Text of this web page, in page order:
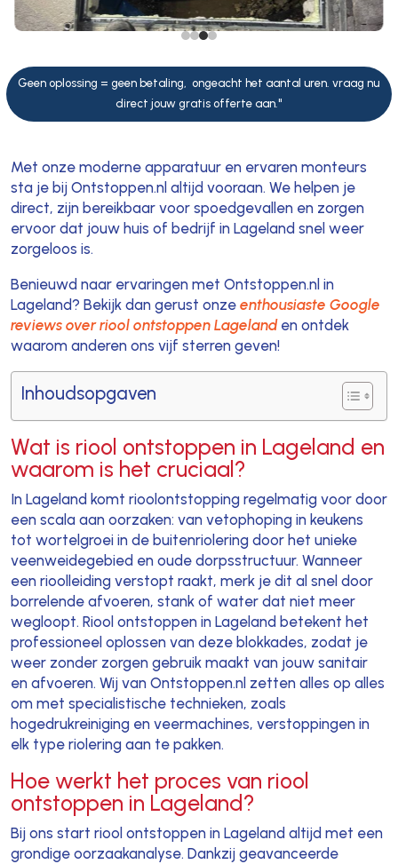
Geen oplossing = geen betaling, ongeacht het aantal uren. vraag nu
direct jouw gratis offerte aan."
Met onze moderne apparatuur en ervaren monteurs
sta je bij Ontstoppen.nl altijd vooraan. We helpen je
direct, zijn bereikbaar voor spoedgevallen en zorgen
ervoor dat jouw huis of bedrijf in Lageland snel weer
zorgeloos is.
Benieuwd naar ervaringen met Ontstoppen.nl in
Lageland? Bekijk dan gerust onze enthousiaste Google
reviews over riool ontstoppen Lagelanden ontdek
waarom anderen ons vijf sterren geven!
Inhoudsopgaven
Wat is riool ontstoppen in Lageland en
waarom is het cruciaal?
In Lageland komt rioolontstopping regelmatig voor door
een scala aan oorzaken: van vetophoping in keukens
tot wortelgroei in de buitenriolering door het unieke
veenweidegebied en oude dorpsstructuur. Wanneer
een rioolleiding verstopt raakt, merk je dit al snel door
borrelende afvoeren, stank of water dat niet meer
wegloopt. Riool ontstoppen in Lageland betekent het
professioneel oplossen van deze blokkades, zodat je
weer zonder zorgen gebruik maakt van jouw sanitair
en afvoeren. Wij van Ontstoppen.nl zetten alles op alles
om met specialistische technieken, zoals
hogedrukreiniging en veermachines, verstoppingen in
elk type riolering aan te pakken.
Hoe werkt het proces van riool
ontstoppen in Lageland?
Bij ons start riool ontstoppen in Lageland altijd met een
grondige oorzaakanalyse. Dankzij geavanceerde